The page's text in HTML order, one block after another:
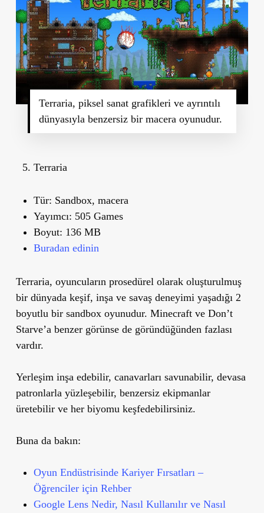
Terraria, piksel sanat grafikleri ve ayrıntılı
dünyasıyla benzersiz bir macera oyunudur.
Terraria
Tür: Sandbox, macera
Yayımcı: 505 Games
Boyut: 136 MB
Buradan edinin
Terraria, oyuncuların prosedürel olarak oluşturulmuş
bir dünyada keşif, inşa ve savaş deneyimi yaşadığı 2
boyutlu bir sandbox oyunudur. Minecraft ve Don’t
Starve’a benzer görünse de göründüğünden fazlası
vardır.
Yerleşim inşa edebilir, canavarları savunabilir, devasa
patronlarla yüzleşebilir, benzersiz ekipmanlar
üretebilir ve her biyomu keşfedebilirsiniz.
Buna da bakın:
Oyun Endüstrisinde Kariyer Fırsatları –
Öğrenciler için Rehber
Google Lens Nedir, Nasıl Kullanılır ve Nasıl